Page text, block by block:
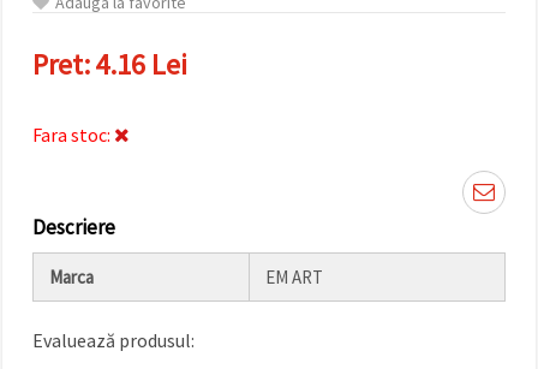
urile făcând
"acceptati
toate!" Sau
preferințele
dat și
"Salvați"
Аcceptati
Pret:4.16 Lei
Fara stoc:
Descriere
Marca EM ART
Evaluează produsul: